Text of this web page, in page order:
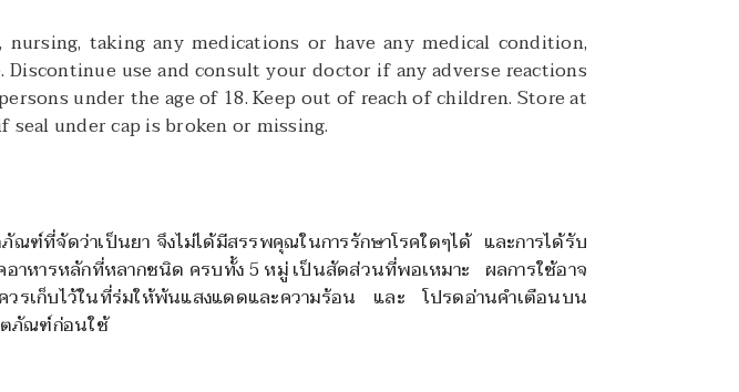
nursing, taking any medications or have any medical condition,
use and consult your doctor if any adverse reactions
under the age of 18. Keep out of reach of children. Store at
under cap is broken or missing.
ฑ์ที่จัดว่าเป็นยา จึงไม่ได้มีสรรพคุณในการรักษาโรคใดๆได้ และการได้รับ
อาหารหลักที่หลากชนิด ครบทั้ง5หมู่ เป็นสัดส่วนที่พอเหมาะ ผลการใช้อาจ
รเก็บไว้ในที่ร่มให้พ้นแสงแดดและความร้อน และ โปรดอ่านคำเตือนบน
ภัณฑ์ก่อนใช้